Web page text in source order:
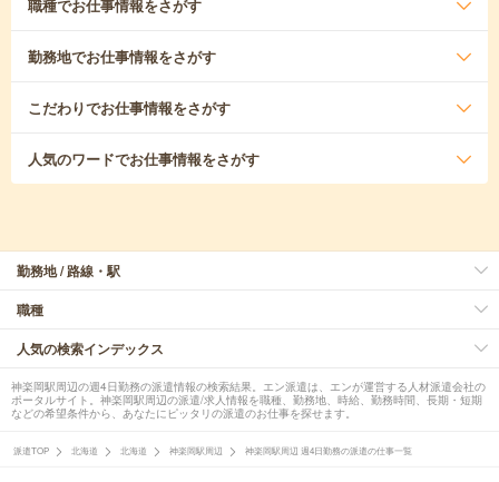
職種でお仕事情報をさがす
勤務地でお仕事情報をさがす
こだわりでお仕事情報をさがす
人気のワードでお仕事情報をさがす
勤務地 / 路線・駅
職種
人気の検索インデックス
神楽岡駅周辺の週4日勤務の派遣情報の検索結果。エン派遣は、エンが運営する人材派遣会社の
ポータルサイト。神楽岡駅周辺の派遣/求人情報を職種、勤務地、時給、勤務時間、長期・短期
などの希望条件から、あなたにピッタリの派遣のお仕事を探せます。
派遣TOP 北海道 北海道 神楽岡駅周辺 神楽岡駅周辺 週4日勤務の派遣の仕事一覧